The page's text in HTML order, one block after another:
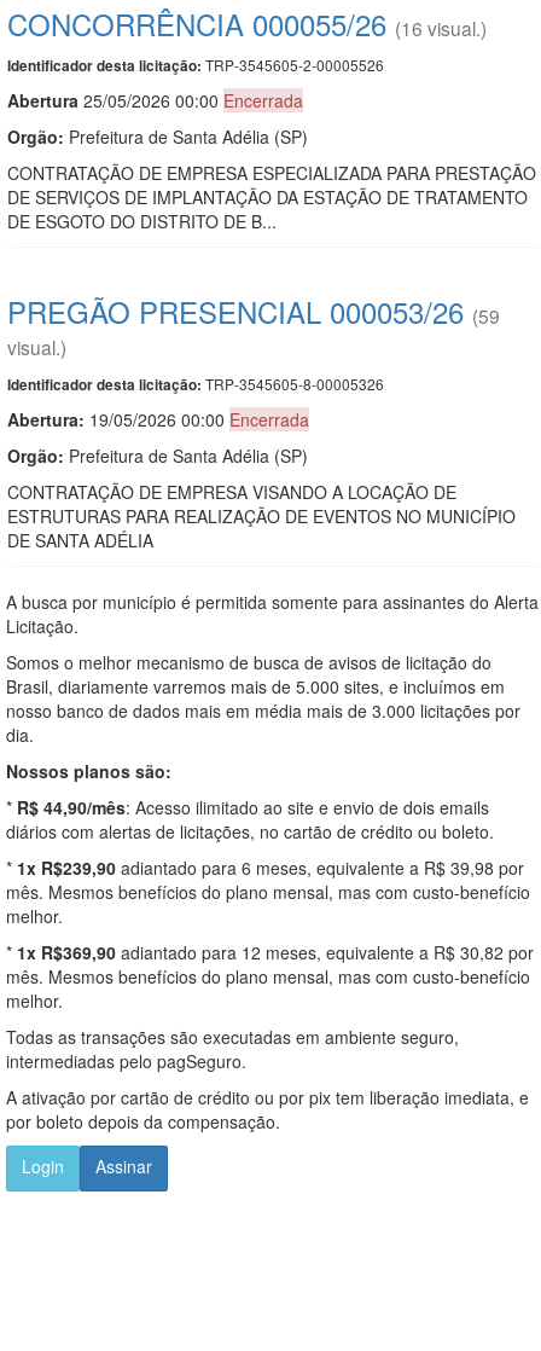
CONCORRÊNCIA 000055/26 (16 visual.)
Identificador desta licitação: TRP-3545605-2-00005526
Abertura 25/05/2026 00:00 Encerrada
Orgão: Prefeitura de Santa Adélia (SP)
CONTRATAÇÃO DE EMPRESA ESPECIALIZADA PARA PRESTAÇÃO
DE SERVIÇOS DE IMPLANTAÇÃO DA ESTAÇÃO DE TRATAMENTO
DE ESGOTO DO DISTRITO DE B...
PREGÃO PRESENCIAL 000053/26 (59
visual.)
Identificador desta licitação: TRP-3545605-8-00005326
Abertura: 19/05/2026 00:00 Encerrada
Orgão: Prefeitura de Santa Adélia (SP)
CONTRATAÇÃO DE EMPRESA VISANDO A LOCAÇÃO DE
ESTRUTURAS PARA REALIZAÇÃO DE EVENTOS NO MUNICÍPIO
DE SANTA ADÉLIA
A busca por município é permitida somente para assinantes do Alerta
Licitação.
Somos o melhor mecanismo de busca de avisos de licitação do
Brasil, diariamente varremos mais de 5.000 sites, e incluímos em
nosso banco de dados mais em média mais de 3.000 licitações por
dia.
Nossos planos são:
* R$ 44,90/mês: Acesso ilimitado ao site e envio de dois emails
diários com alertas de licitações, no cartão de crédito ou boleto.
* 1x R$239,90 adiantado para 6 meses, equivalente a R$ 39,98 por
mês. Mesmos benefícios do plano mensal, mas com custo-benefício
melhor.
* 1x R$369,90 adiantado para 12 meses, equivalente a R$ 30,82 por
mês. Mesmos benefícios do plano mensal, mas com custo-benefício
melhor.
Todas as transações são executadas em ambiente seguro,
intermediadas pelo pagSeguro.
A ativação por cartão de crédito ou por pix tem liberação imediata, e
por boleto depois da compensação.
Login
Assinar